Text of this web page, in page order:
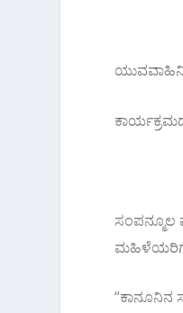
ಯುವವಾಹಿನಿ
ಸಂಪನ್ಮೂಲ
ಮಹಿಳೆಯರಿಗೆ